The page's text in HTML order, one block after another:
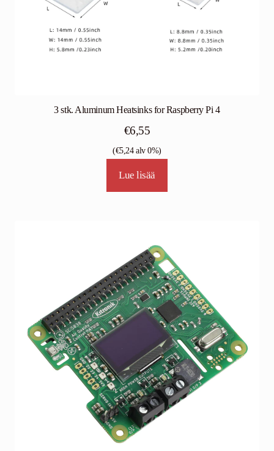
3 stk. Aluminum Heatsinks for Raspberry Pi 4
€6,55
(€5,24alv 0%)
Lue lisää